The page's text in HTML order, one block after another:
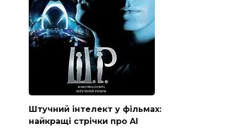
Штучний інтелект у фільмах:
найкращі стрічки про AI